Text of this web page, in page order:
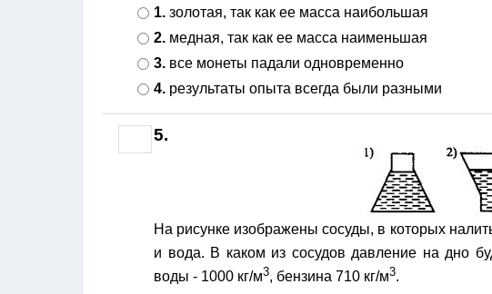
1. золотая, так как ее масса наибольшая
2. медная, так как ее масса наименьшая
3. все монеты падали одновременно
4. результаты опыта всегда были разными
5.
На рисунке изображены сосуды, в которых
и вода. В каком из сосудов давление на дно
воды - 1000 кг/м3, бензина 710 кг/м3.